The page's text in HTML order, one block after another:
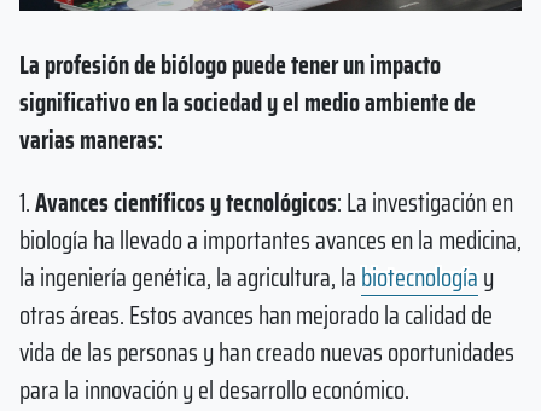
La profesión de biólogo puede tener un impacto
significativo en la sociedad y el medio ambiente de
varias maneras:
1.Avances científicos y tecnológicos: La investigación en
biología ha llevado a importantes avances en la medicina,
la ingeniería genética, la agricultura, labiotecnologíay
otras áreas. Estos avances han mejorado la calidad de
vida de las personas y han creado nuevas oportunidades
para la innovación y el desarrollo económico.